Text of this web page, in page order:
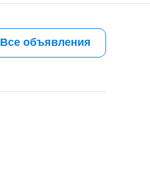
Все объявления